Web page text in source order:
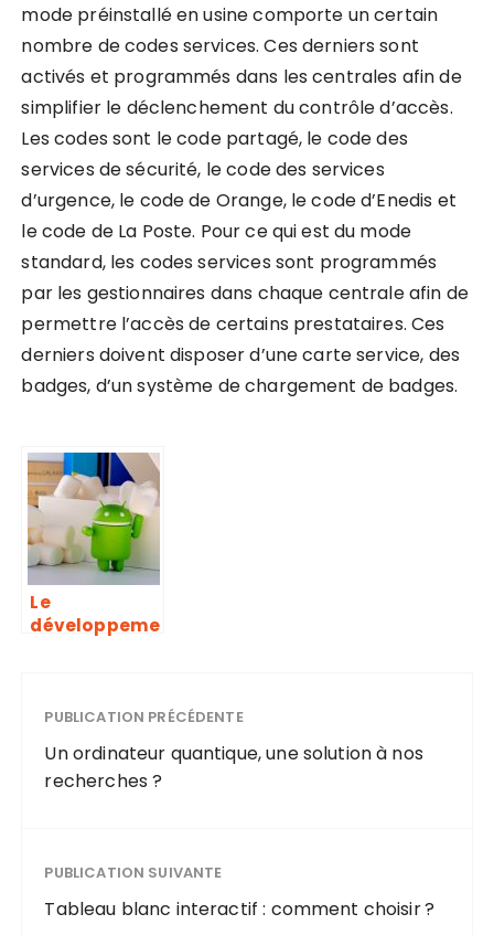
mode préinstallé en usine comporte un certain
nombre de codes services. Ces derniers sont
activés et programmés dans les centrales afin de
simplifier le déclenchement du contrôle d’accès.
Les codes sont le code partagé, le code des
services de sécurité, le code des services
d’urgence, le code de Orange, le code d’Enedis et
le code de La Poste. Pour ce qui est du mode
standard, les codes services sont programmés
par les gestionnaires dans chaque centrale afin de
permettre l’accès de certains prestataires. Ces
derniers doivent disposer d’une carte service, des
badges, d’un système de chargement de badges.
Le
développeme
PUBLICATION PRÉCÉDENTE
Un ordinateur quantique, une solution à nos
recherches ?
PUBLICATION SUIVANTE
Tableau blanc interactif : comment choisir ?